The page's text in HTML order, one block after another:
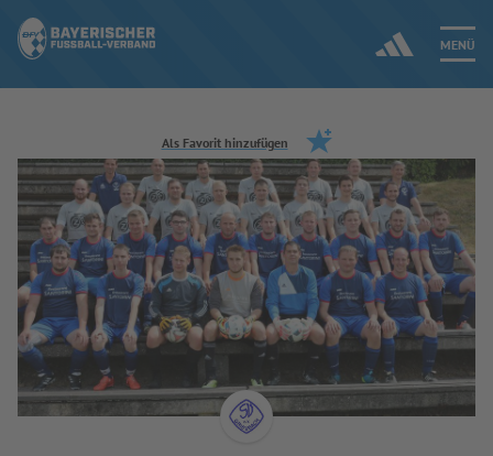
MENÜ
Jetzt einloggen
ERGEBNISSE & WETTBEWERBE
NEUIGKEITEN
SPIELBETRIEB & VERBANDSLEBEN
AUSBILDUNG & FÖRDERUNG
Als Favorit hinzufügen